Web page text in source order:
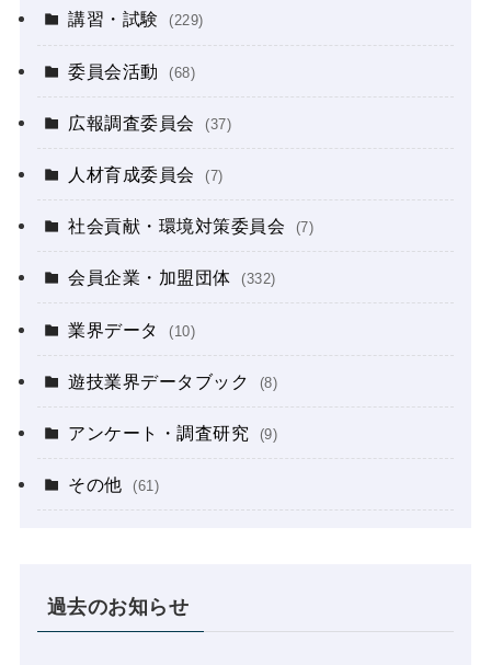
講習・試験 (229)
委員会活動 (68)
広報調査委員会 (37)
人材育成委員会 (7)
社会貢献・環境対策委員会 (7)
会員企業・加盟団体 (332)
業界データ (10)
遊技業界データブック (8)
アンケート・調査研究 (9)
その他 (61)
過去のお知らせ